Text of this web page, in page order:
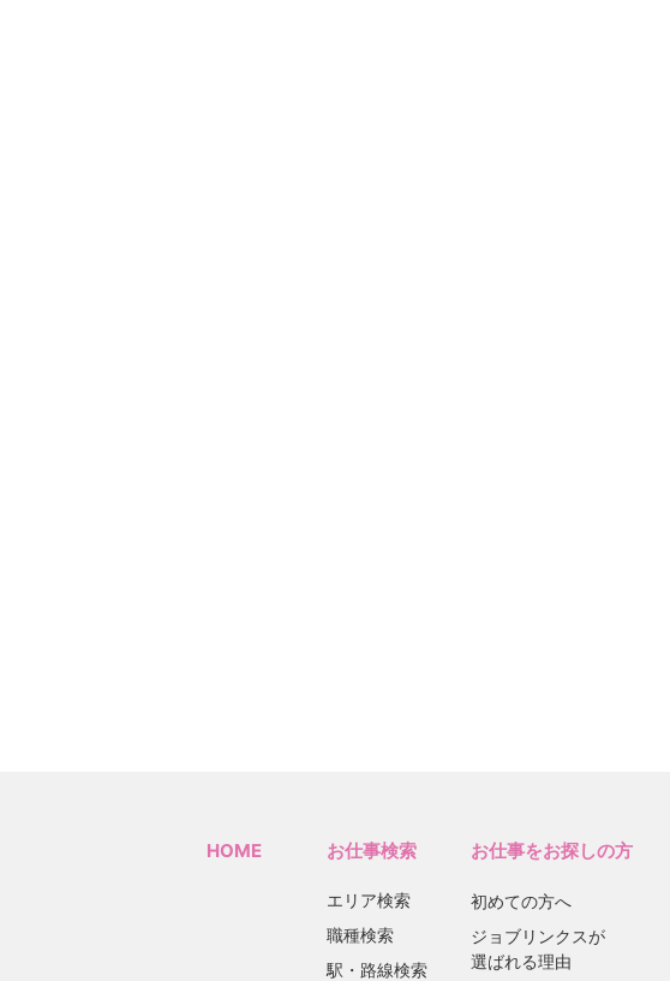
HOME お仕事検索
エリア検索
職種検索
駅・路線検索
お仕事をお探しの方
初めての方へ
ジョブリンクスが
選ばれる理由